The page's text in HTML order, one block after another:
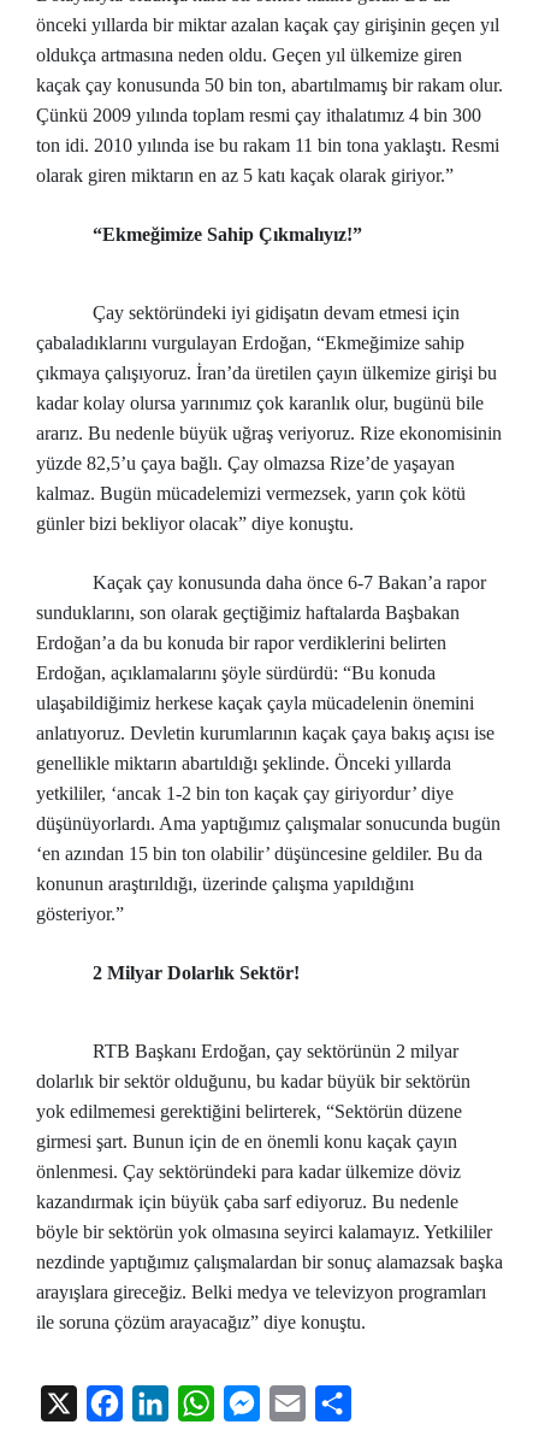
önceki yıllarda bir miktar azalan kaçak çay girişinin geçen yıl
oldukça artmasına neden oldu. Geçen yıl ülkemize giren
kaçak çay konusunda 50 bin ton, abartılmamış bir rakam olur.
Çünkü 2009 yılında toplam resmi çay ithalatımız 4 bin 300
ton idi. 2010 yılında ise bu rakam 11 bin tona yaklaştı. Resmi
olarak giren miktarın en az 5 katı kaçak olarak giriyor.”
“Ekmeğimize Sahip Çıkmalıyız!”
Çay sektöründeki iyi gidişatın devam etmesi için
çabaladıklarını vurgulayan Erdoğan, “Ekmeğimize sahip
çıkmaya çalışıyoruz. İran’da üretilen çayın ülkemize girişi bu
kadar kolay olursa yarınımız çok karanlık olur, bugünü bile
ararız. Bu nedenle büyük uğraş veriyoruz. Rize ekonomisinin
yüzde 82,5’u çaya bağlı. Çay olmazsa Rize’de yaşayan
kalmaz. Bugün mücadelemizi vermezsek, yarın çok kötü
günler bizi bekliyor olacak” diye konuştu.
Kaçak çay konusunda daha önce 6-7 Bakan’a rapor
sunduklarını, son olarak geçtiğimiz haftalarda Başbakan
Erdoğan’a da bu konuda bir rapor verdiklerini belirten
Erdoğan, açıklamalarını şöyle sürdürdü: “Bu konuda
ulaşabildiğimiz herkese kaçak çayla mücadelenin önemini
anlatıyoruz. Devletin kurumlarının kaçak çaya bakış açısı ise
genellikle miktarın abartıldığı şeklinde. Önceki yıllarda
yetkililer, ‘ancak 1-2 bin ton kaçak çay giriyordur’ diye
düşünüyorlardı. Ama yaptığımız çalışmalar sonucunda bugün
‘en azından 15 bin ton olabilir’ düşüncesine geldiler. Bu da
konunun araştırıldığı, üzerinde çalışma yapıldığını
gösteriyor.”
2 Milyar Dolarlık Sektör!
RTB Başkanı Erdoğan, çay sektörünün 2 milyar
dolarlık bir sektör olduğunu, bu kadar büyük bir sektörün
yok edilmemesi gerektiğini belirterek, “Sektörün düzene
girmesi şart. Bunun için de en önemli konu kaçak çayın
önlenmesi. Çay sektöründeki para kadar ülkemize döviz
kazandırmak için büyük çaba sarf ediyoruz. Bu nedenle
böyle bir sektörün yok olmasına seyirci kalamayız. Yetkililer
nezdinde yaptığımız çalışmalardan bir sonuç alamazsak başka
arayışlara gireceğiz. Belki medya ve televizyon programları
ile soruna çözüm arayacağız” diye konuştu.
FacebookLinkedInWhatsAppMessenger
Email